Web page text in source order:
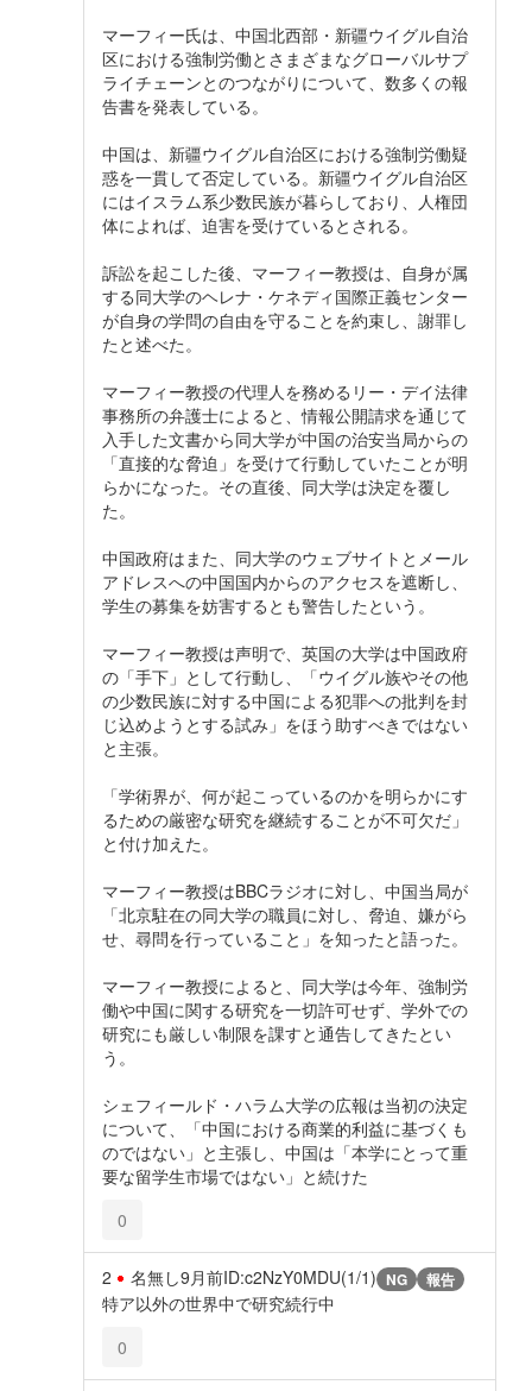
マーフィー氏は、中国北西部・新疆ウイグル自治
区における強制労働とさまざまなグローバルサプ
ライチェーンとのつながりについて、数多くの報
告書を発表している。
中国は、新疆ウイグル自治区における強制労働疑
惑を一貫して否定している。新疆ウイグル自治区
にはイスラム系少数民族が暮らしており、人権団
体によれば、迫害を受けているとされる。
訴訟を起こした後、マーフィー教授は、自身が属
する同大学のヘレナ・ケネディ国際正義センター
が自身の学問の自由を守ることを約束し、謝罪し
たと述べた。
マーフィー教授の代理人を務めるリー・デイ法律
事務所の弁護士によると、情報公開請求を通じて
入手した文書から同大学が中国の治安当局からの
「直接的な脅迫」を受けて行動していたことが明
らかになった。その直後、同大学は決定を覆し
た。
中国政府はまた、同大学のウェブサイトとメール
アドレスへの中国国内からのアクセスを遮断し、
学生の募集を妨害するとも警告したという。
マーフィー教授は声明で、英国の大学は中国政府
の「手下」として行動し、「ウイグル族やその他
の少数民族に対する中国による犯罪への批判を封
じ込めようとする試み」をほう助すべきではない
と主張。
「学術界が、何が起こっているのかを明らかにす
るための厳密な研究を継続することが不可欠だ」
と付け加えた。
マーフィー教授はBBCラジオに対し、中国当局が
「北京駐在の同大学の職員に対し、脅迫、嫌がら
せ、尋問を行っていること」を知ったと語った。
マーフィー教授によると、同大学は今年、強制労
働や中国に関する研究を一切許可せず、学外での
研究にも厳しい制限を課すと通告してきたとい
う。
シェフィールド・ハラム大学の広報は当初の決定
について、「中国における商業的利益に基づくも
のではない」と主張し、中国は「本学にとって重
要な留学生市場ではない」と続けた
0
2 名無し9月前ID:c2NzY0MDU(1/1) NG 報告
特ア以外の世界中で研究続行中
0